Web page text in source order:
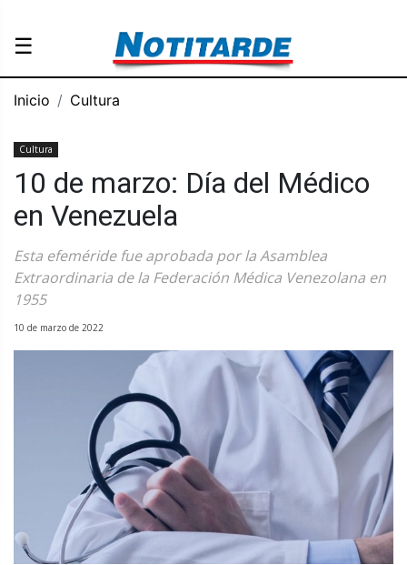
☰
Inicio Cultura
Cultura
10 de marzo: Día del Médico
en Venezuela
Esta efeméride fue aprobada por la Asamblea
Extraordinaria de la Federación Médica Venezolana en
1955
10 de marzo de 2022